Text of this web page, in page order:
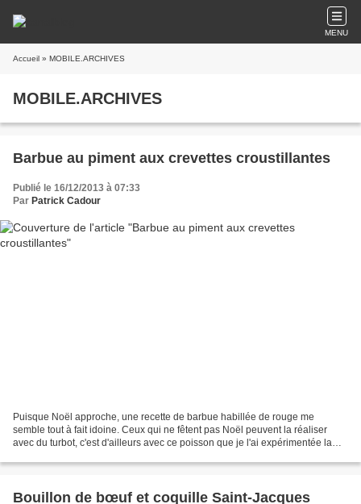
MENU
Accueil » MOBILE.ARCHIVES
MOBILE.ARCHIVES
Barbue au piment aux crevettes croustillantes
Publié le 16/12/2013 à 07:33
Par Patrick Cadour
Puisque Noël approche, une recette de barbue habillée de rouge me
semble tout à fait idoine. Ceux qui ne fêtent pas Noël peuvent la réaliser
avec du turbot, c'est d'ailleurs avec ce poisson que je l'ai expérimentée la
Bouillon de bœuf et coquille Saint-Jacques